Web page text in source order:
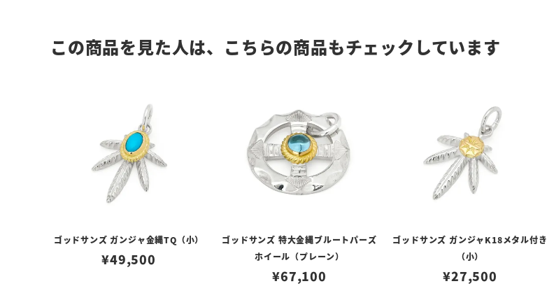
この商品を見た人は、こちらの商品もチェックしています
ゴッドサンズ ガンジャ金縄TQ（小）
¥49,500
ゴッドサンズ 特大金縄ブルートパーズ
ホイール（プレーン）
¥67,100
ゴッドサンズ ガンジャK18メタル付き
（小）
¥27,500